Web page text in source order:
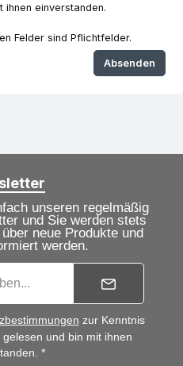
ihnen einverstanden.
Felder sind Pflichtfelder.
Absenden
unseren regelmäßig
und Sie werden stets
neue Produkte und
werden.
zur Kenntnis
gelesen und bin mit ihnen
*